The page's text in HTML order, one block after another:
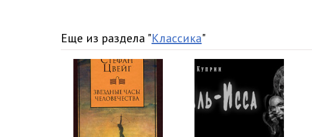
Еще из раздела "Классика"